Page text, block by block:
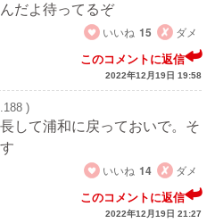
だよ待ってるぞ
いいね 15 ダメ
このコメントに返信
2022年12月19日 19:58
)
して浦和に戻っておいで。そ
いいね 14 ダメ
このコメントに返信
2022年12月19日 21:27